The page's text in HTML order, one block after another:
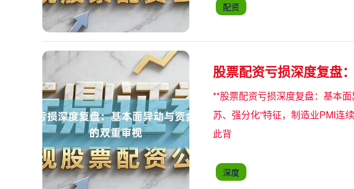
配资
股票配资亏损深度复盘
**股票配资亏损深度复盘：基本
苏、强分化”特征，制造业PMI连
此背
深度